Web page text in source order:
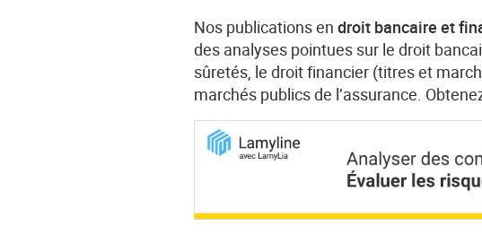
Nos publications endroit bancaire et
des analyses pointues sur le droit
sûretés, le droit financier (titres et
marchés publics de l’assurance.